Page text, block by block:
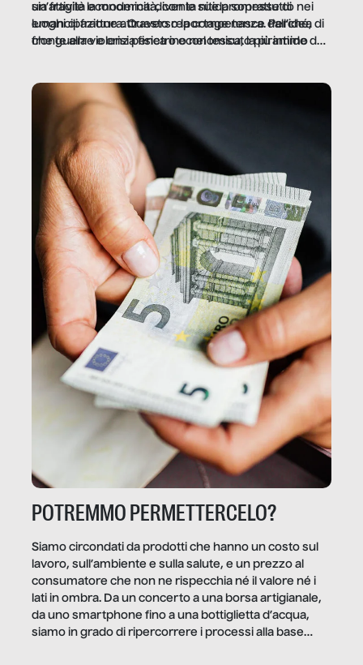
un’attività economica: diventa nitida soprattutto nei
luoghi di frattura. Questo reportage nasce dall’idea
che guerre e crisi penetrino nel tessuto più intimo
sia fragile la modernità, con le sue promesse di
emancipazione attraverso la competenza. Perché, di
fronte alla violenza fisica o economica, la piramide del
POTREMMO PERMETTERCELO?
Siamo circondati da prodotti che hanno un costo sul
lavoro, sull’ambiente e sulla salute, e un prezzo al
consumatore che non ne rispecchia né il valore né i
lati in ombra. Da un concerto a una borsa artigianale,
da uno smartphone fino a una bottiglietta d’acqua,
siamo in grado di ripercorrere i processi alla base